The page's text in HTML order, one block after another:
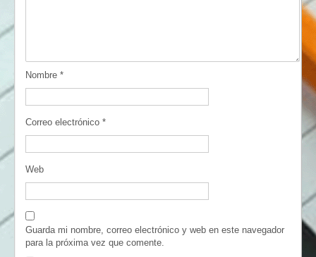
Nombre *
Correo electrónico *
Web
Guarda mi nombre, correo electrónico y web en este navegador
para la próxima vez que comente.